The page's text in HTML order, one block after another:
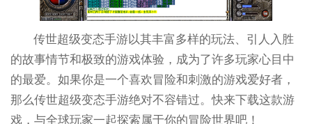
传世超级变态手游以其丰富多样的玩法、引人入胜
的故事情节和极致的游戏体验，成为了许多玩家心目中
的最爱。如果你是一个喜欢冒险和刺激的游戏爱好者，
那么传世超级变态手游绝对不容错过。快来下载这款游
戏，与全球玩家一起探索属于你的冒险世界吧！